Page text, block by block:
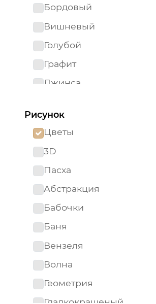
Бордовый
Вишневый
Голубой
Графит
Джинса
Зеленый
Золотистый
Золотой
Изумрудный
Капучино
Коричневый
Ментоловый
Мятный
Оливковый
Оранжевый
Рисунок
Цветы
3D
Пасха
Абстракция
Бабочки
Баня
Вензеля
Волна
Геометрия
Гладкокрашеный